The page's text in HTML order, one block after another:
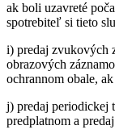
ak boli uzavreté
spotrebiteľ si tieto
i) predaj zvukových
obrazových
ochrannom obale,
j) predaj periodickej
predplatnom a